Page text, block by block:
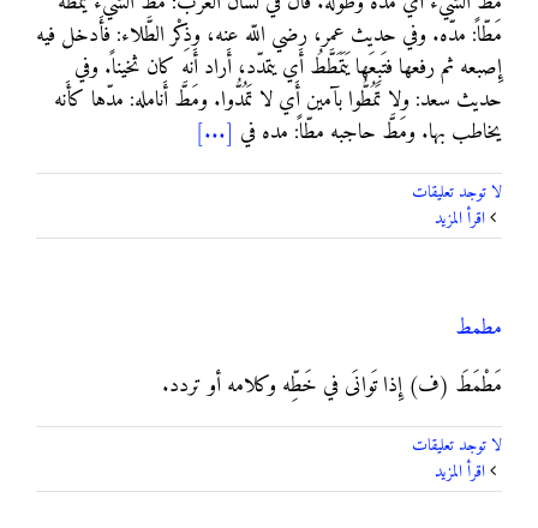
مَطّاً: مدّه. وفي حديث عمر، رضي اللّه عنه، وذِكْر الطَّلاء: فأَدخل فيه
إِصبعه ثم رفعها فتَبِعَها يَتَمَطَّطُ أَي يتمدّد، أَراد أَنه كان ثخيناً. وفي
حديث سعد: ولا تَمُطُّوا بآمين أَي لا تَمُدُّوا. ومَطَّ أَنامله: مدّها كأَنه
يخاطب بها. ومَطَّ حاجبه مطّاً: مده في [...]
لا توجد تعليقات
مطمط
مَطْمَطَ (ف) إِذا تَوانَى في خَطِّه وكلامه أو تردد.
لا توجد تعليقات